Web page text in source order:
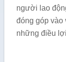
người lao
đóng góp vào
những điều